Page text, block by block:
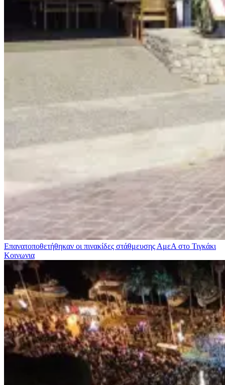
Επανατοποθετήθηκαν οι πινακίδες στάθμευσης ΑμεΑ στο Τιγκάκι
Κοινωνια